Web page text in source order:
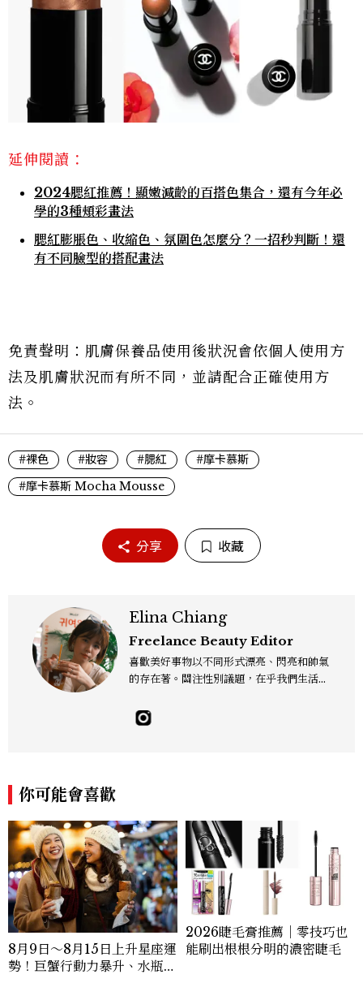
延伸閱讀：
2024腮紅推薦！顯嫩減齡的百搭色集合，還有今年必
學的3種頰彩畫法
腮紅膨脹色、收縮色、氛圍色怎麼分？一招秒判斷！還
有不同臉型的搭配畫法
免責聲明：肌膚保養品使用後狀況會依個人使用方
法及肌膚狀況而有所不同，並請配合正確使用方
法。
#裸色 #妝容 #腮紅
#摩卡慕斯
#摩卡慕斯 Mocha Mousse
分享 收藏
Elina Chiang
Freelance Beauty Editor
喜歡美好事物以不同形式漂亮、閃亮和帥氣
的存在著。關注性別議題，在乎我們生活的
民！Instagram：hanyunc／Contac
t：elina.chiang.work@gmail.com
你可能會喜歡
8月9日～8月15日上升星座運
勢！巨蟹行動力暴升、水瓶迎
2026睫毛膏推薦｜零技巧也
能刷出根根分明的濃密睫毛